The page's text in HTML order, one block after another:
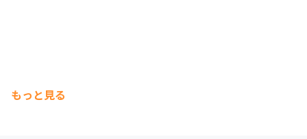
もっと見る